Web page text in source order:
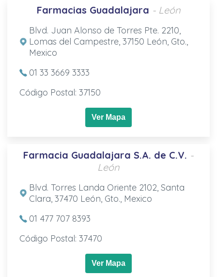
Farmacias Guadalajara - León
Blvd. Juan Alonso de Torres Pte. 2210,
Lomas del Campestre, 37150 León, Gto.,
Mexico
01 33 3669 3333
Código Postal: 37150
Ver Mapa
Farmacia Guadalajara S.A. de C.V. -
León
Blvd. Torres Landa Oriente 2102, Santa
Clara, 37470 León, Gto., Mexico
01 477 707 8393
Código Postal: 37470
Ver Mapa